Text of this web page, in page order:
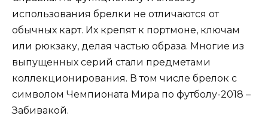
использования брелки не отличаются от
обычных карт. Их крепят к портмоне, ключам
или рюкзаку, делая частью образа. Многие из
выпущенных серий стали предметами
коллекционирования. В том числе брелок с
символом Чемпионата Мира по футболу-2018 –
Забивакой.